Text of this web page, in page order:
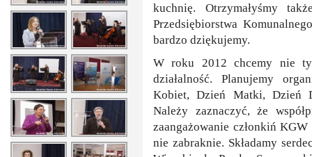
kuchnię. Otrzymałyśmy
Przedsiębiorstwa
bardzo dziękujemy.
W roku 2012 chcemy nie
działalność. Planujemy
Kobiet, Dzień Matki, Dzień
Należy zaznaczyć, że
zaangażowanie członkiń
nie zabraknie. Składamy